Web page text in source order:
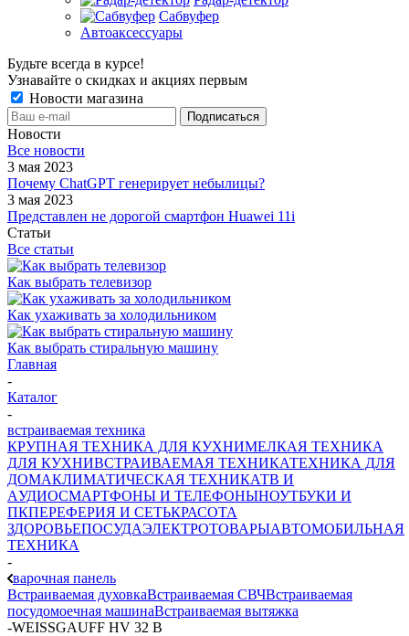
Сабвуфер
Автоаксессуары
Будьте всегда в курсе!
Узнавайте о скидках и акциях первым
Новости магазина
Новости
Все новости
3 мая 2023
Почему ChatGPT генерирует небылицы?
3 мая 2023
Представлен не дорогой смартфон Huawei 11i
Статьи
Все статьи
Как выбрать телевизор
Как ухаживать за холодильником
Как выбрать стиральную машину
Главная
-
Каталог
-
встраиваемая техника
КРУПНАЯ ТЕХНИКА ДЛЯ КУХНИМЕЛКАЯ ТЕХНИКА
ДЛЯ КУХНИВСТРАИВАЕМАЯ ТЕХНИКАТЕХНИКА ДЛЯ
ДОМАКЛИМАТИЧЕСКАЯ ТЕХНИКАТВ И
AУДИОСМАРТФОНЫ И ТЕЛЕФОНЫНОУТБУКИ И
ПКПЕРЕФЕРИЯ И СЕТЬКРАСОТА
ЗДОРОВЬЕПОСУДАЭЛЕКТРОТОВАРЫАВТОМОБИЛЬНАЯ
ТЕХНИКА
-
варочная панель
Встраиваемая духовкаВстраиваемая СВЧВстраиваемая
посудомоечная машинаВстраиваемая вытяжка
-WEISSGAUFF HV 32 B